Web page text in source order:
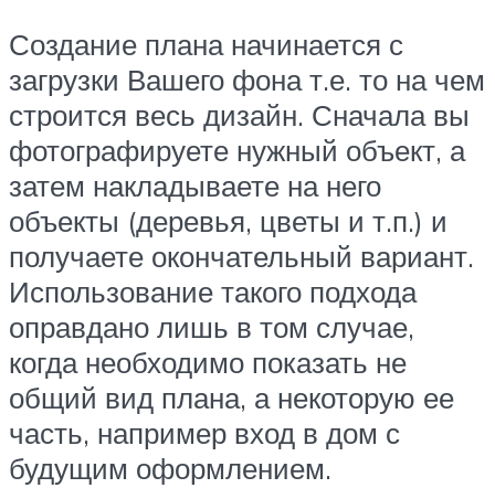
Создание плана начинается с
загрузки Вашего фона т.е. то на чем
строится весь дизайн. Сначала вы
фотографируете нужный объект, а
затем накладываете на него
объекты (деревья, цветы и т.п.) и
получаете окончательный вариант.
Использование такого подхода
оправдано лишь в том случае,
когда необходимо показать не
общий вид плана, а некоторую ее
часть, например вход в дом с
будущим оформлением.